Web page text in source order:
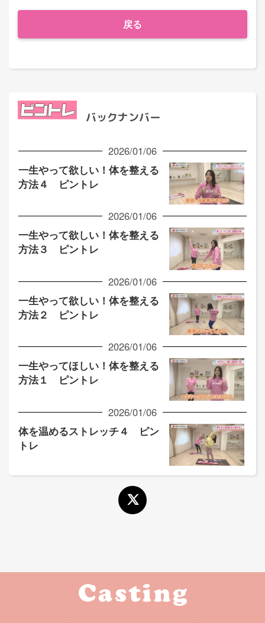
戻る
バックナンバー
2026/01/06
一生やって欲しい！体を整える
方法４ ピントレ
2026/01/06
一生やって欲しい！体を整える
方法３ ピントレ
2026/01/06
一生やって欲しい！体を整える
方法２ ピントレ
2026/01/06
一生やってほしい！体を整える
方法１ ピントレ
2026/01/06
体を温めるストレッチ４ ピン
トレ